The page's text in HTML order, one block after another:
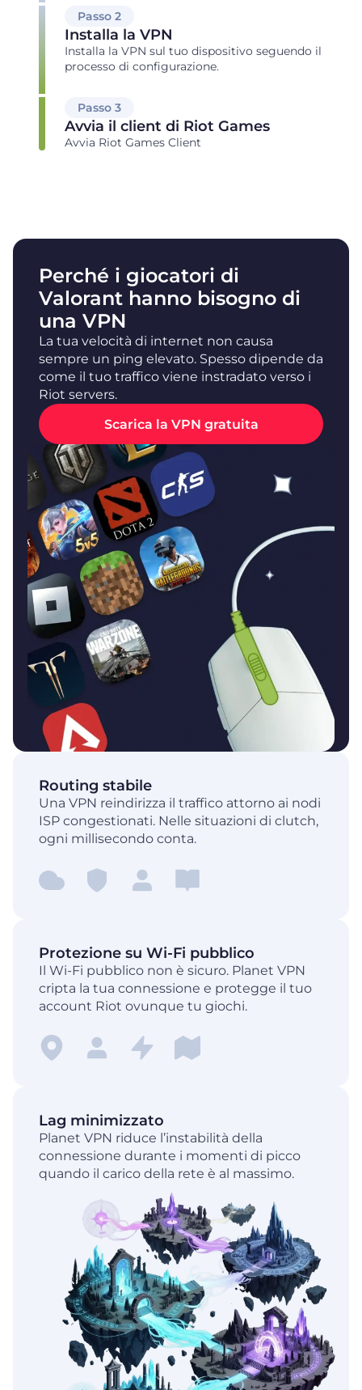
Passo 2
Installa la VPN
Installa la VPN sul tuo dispositivo seguendo il
processo di configurazione.
Passo 3
Avvia il client di Riot Games
Avvia Riot Games Client
Perché i giocatori di
Valorant hanno bisogno di
una VPN
La tua velocità di internet non causa
sempre un ping elevato. Spesso dipende da
come il tuo traffico viene instradato verso i
Riot servers.
Scarica la VPN gratuita
Routing stabile
Una VPN reindirizza il traffico attorno ai nodi
ISP congestionati. Nelle situazioni di clutch,
ogni millisecondo conta.
Protezione su Wi-Fi pubblico
Il Wi-Fi pubblico non è sicuro. Planet VPN
cripta la tua connessione e protegge il tuo
account Riot ovunque tu giochi.
Lag minimizzato
Planet VPN riduce l’instabilità della
connessione durante i momenti di picco
quando il carico della rete è al massimo.